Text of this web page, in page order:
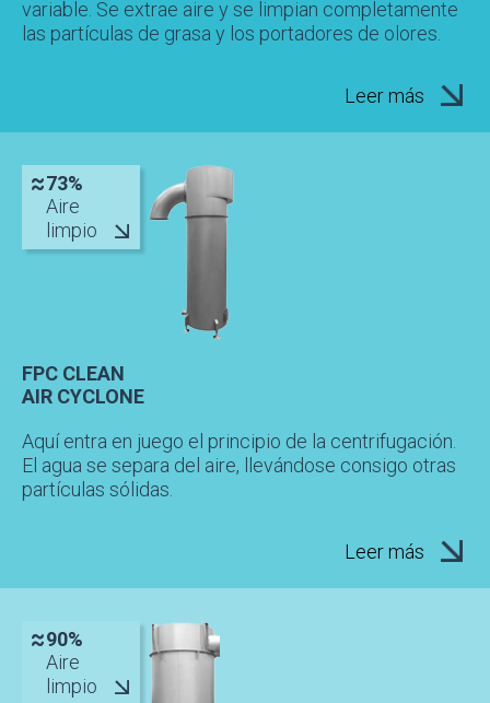
variable. Se extrae aire y se limpian completamente
las partículas de grasa y los portadores de olores.
Leer más
73%
Aire
limpio
FPC CLEAN
AIR CYCLONE
Aquí entra en juego el principio de la centrifugación.
El agua se separa del aire, llevándose consigo otras
partículas sólidas.
Leer más
90%
Aire
limpio